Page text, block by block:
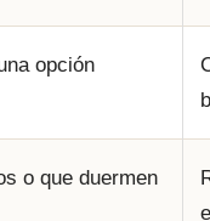
opción
o que duermen